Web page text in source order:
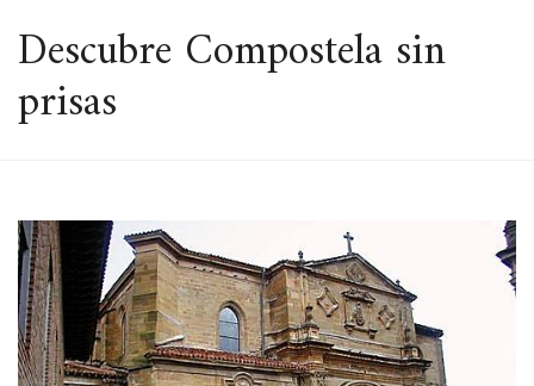
ESPACIO
Descubre Compostela sin
prisas